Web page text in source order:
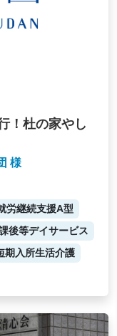
！杜の家やし
様
労継続支援A型
後等デイサービス
期入所生活介護